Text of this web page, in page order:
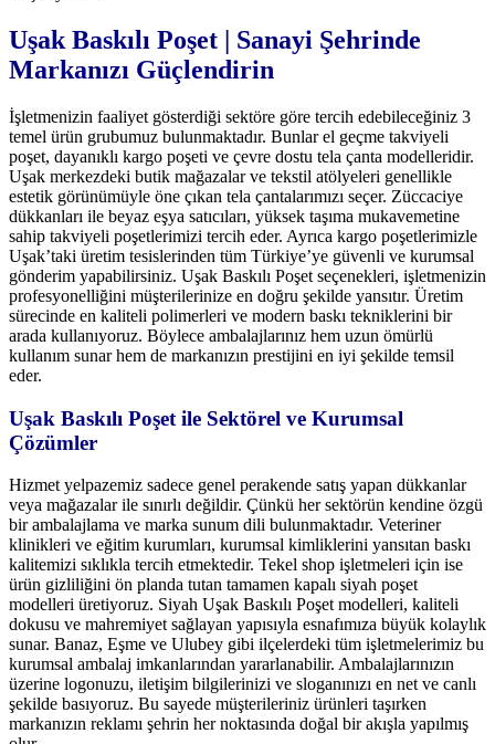
Uşak Baskılı Poşet | Sanayi Şehrinde
Markanızı Güçlendirin
İşletmenizin faaliyet gösterdiği sektöre göre tercih edebileceğiniz 3
temel ürün grubumuz bulunmaktadır. Bunlar el geçme takviyeli
poşet, dayanıklı kargo poşeti ve çevre dostu tela çanta modelleridir.
Uşak merkezdeki butik mağazalar ve tekstil atölyeleri genellikle
estetik görünümüyle öne çıkan tela çantalarımızı seçer. Züccaciye
dükkanları ile beyaz eşya satıcıları, yüksek taşıma mukavemetine
sahip takviyeli poşetlerimizi tercih eder. Ayrıca kargo poşetlerimizle
Uşak’taki üretim tesislerinden tüm Türkiye’ye güvenli ve kurumsal
gönderim yapabilirsiniz. Uşak Baskılı Poşet seçenekleri, işletmenizin
profesyonelliğini müşterilerinize en doğru şekilde yansıtır. Üretim
sürecinde en kaliteli polimerleri ve modern baskı tekniklerini bir
arada kullanıyoruz. Böylece ambalajlarınız hem uzun ömürlü
kullanım sunar hem de markanızın prestijini en iyi şekilde temsil
eder.
Uşak Baskılı Poşet ile Sektörel ve Kurumsal
Çözümler
Hizmet yelpazemiz sadece genel perakende satış yapan dükkanlar
veya mağazalar ile sınırlı değildir. Çünkü her sektörün kendine özgü
bir ambalajlama ve marka sunum dili bulunmaktadır. Veteriner
klinikleri ve eğitim kurumları, kurumsal kimliklerini yansıtan baskı
kalitemizi sıklıkla tercih etmektedir. Tekel shop işletmeleri için ise
ürün gizliliğini ön planda tutan tamamen kapalı siyah poşet
modelleri üretiyoruz. Siyah Uşak Baskılı Poşet modelleri, kaliteli
dokusu ve mahremiyet sağlayan yapısıyla esnafımıza büyük kolaylık
sunar. Banaz, Eşme ve Ulubey gibi ilçelerdeki tüm işletmelerimiz bu
kurumsal ambalaj imkanlarından yararlanabilir. Ambalajlarınızın
üzerine logonuzu, iletişim bilgilerinizi ve sloganınızı en net ve canlı
şekilde basıyoruz. Bu sayede müşterileriniz ürünleri taşırken
markanızın reklamı şehrin her noktasında doğal bir akışla yapılmış